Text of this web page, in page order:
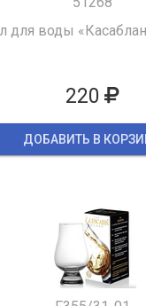
для воды
220
ДОБАВИТЬ В